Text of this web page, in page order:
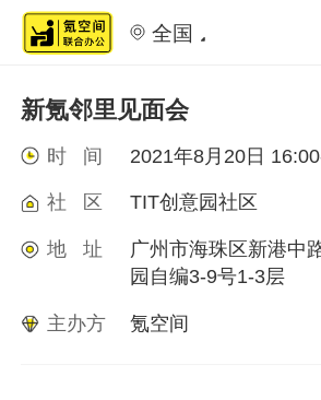
全国
新氪邻里见面会
时 间 2021年8月20日
社 区 TIT创意园社区
地 址
广州市海珠区新港中
园自编3-9号1-3层
主办方 氪空间